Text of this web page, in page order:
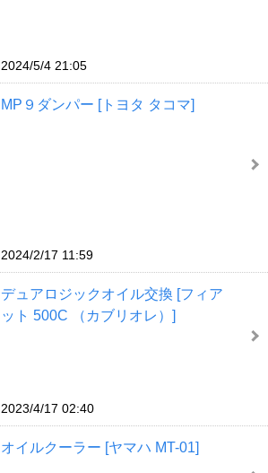
2024/5/4 21:05
MP９ダンパー [トヨタ タコマ]
2024/2/17 11:59
デュアロジックオイル交換 [フィア
ット 500C （カブリオレ）]
2023/4/17 02:40
オイルクーラー [ヤマハ MT-01]